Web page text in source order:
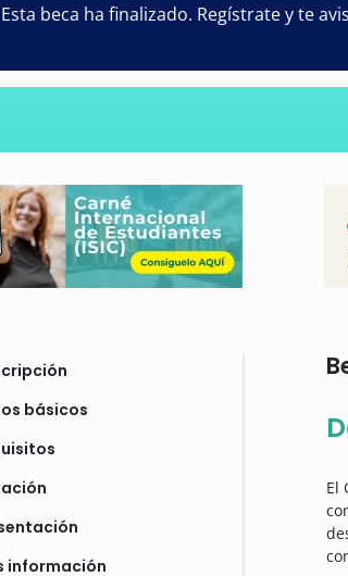
Esta beca ha finalizado. Regístrate y te
básicos
información
El